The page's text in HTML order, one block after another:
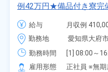
例42万円★備品付き寮完
給・業績賞与あり！組立
種作業！《愛知県大府市
給与
月収例
月給
勤務地
愛知県大府
勤務時間
[1] 08:00～
[2] 06:25～
雇用形態
正社員 ※無